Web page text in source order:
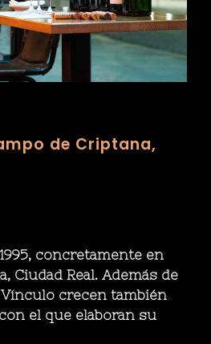
de Criptana,
concretamente en
Ciudad Real. Además de
crecen también
el que elaboran su